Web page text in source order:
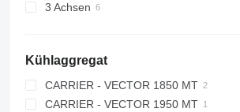
3 Achsen
Kühlaggregat
CARRIER - VECTOR 1850 MT
CARRIER - VECTOR 1950 MT